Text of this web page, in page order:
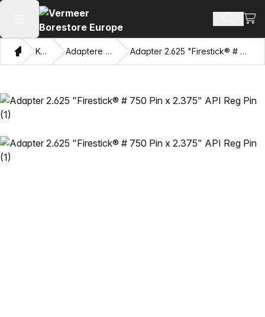
Åpne hovedmenyen SøkVis
HjemKatalog Adaptere og trekkøyne Adapter 2.625 "Firestick® # 750 Pin x 2.375" API Reg Pin